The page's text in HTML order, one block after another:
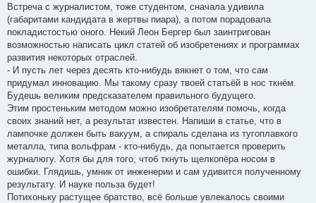
Встреча с журналистом, тоже студентом, сначала удивила
(габаритами кандидата в жертвы пиара), а потом порадовала
покладистостью оного. Некий Леон Бергер был заинтригован
возможностью написать цикл статей об изобретениях и программах
развития некоторых отраслей.
- И пусть лет через десять кто-нибудь вякнет о том, что сам
придумал инновацию. Мы такому сразу твоей статьёй в нос ткнём.
Будешь великим предсказателем правильного будущего.
Этим простеньким методом можно изобретателям помочь, когда
своих знаний нет, а результат известен. Напиши в статье, что в
лампочке должен быть вакуум, а спираль сделана из тугоплавкого
металла, типа вольфрам - кто-нибудь, да попытается проверить
журналюгу. Хотя бы для того, чтоб ткнуть щелкопёра носом в
ошибки. Глядишь, умник от инженерии и сам удивится полученному
результату. И науке польза будет!
Потихоньку растущее братство, всё больше увлекалось своими